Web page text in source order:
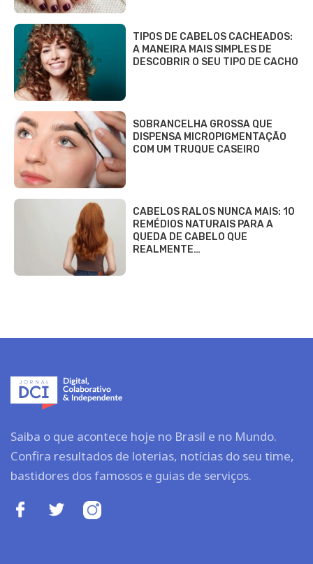
TIPOS DE CABELOS CACHEADOS:
A MANEIRA MAIS SIMPLES DE
DESCOBRIR O SEU TIPO DE CACHO
SOBRANCELHA GROSSA QUE
DISPENSA MICROPIGMENTAÇÃO
COM UM TRUQUE CASEIRO
CABELOS RALOS NUNCA MAIS: 10
REMÉDIOS NATURAIS PARA A
QUEDA DE CABELO QUE
REALMENTE…
Saiba o que acontece hoje no Brasil e no Mundo.
Confira resultados de loterias, notícias do seu time,
bastidores dos famosos e guias de serviços.